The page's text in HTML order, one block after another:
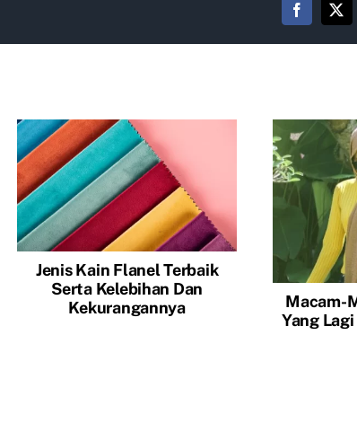
Jenis Kain Flanel Terbaik
Serta Kelebihan Dan
Kekurangannya
Macam-
Yang